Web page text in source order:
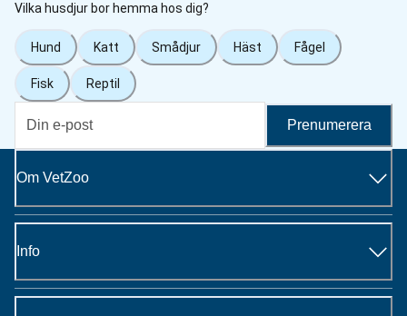
Vilka husdjur bor hemma hos dig?
Hund Katt Smådjur Häst Fågel
Fisk Reptil
Prenumerera
Om VetZoo
Info